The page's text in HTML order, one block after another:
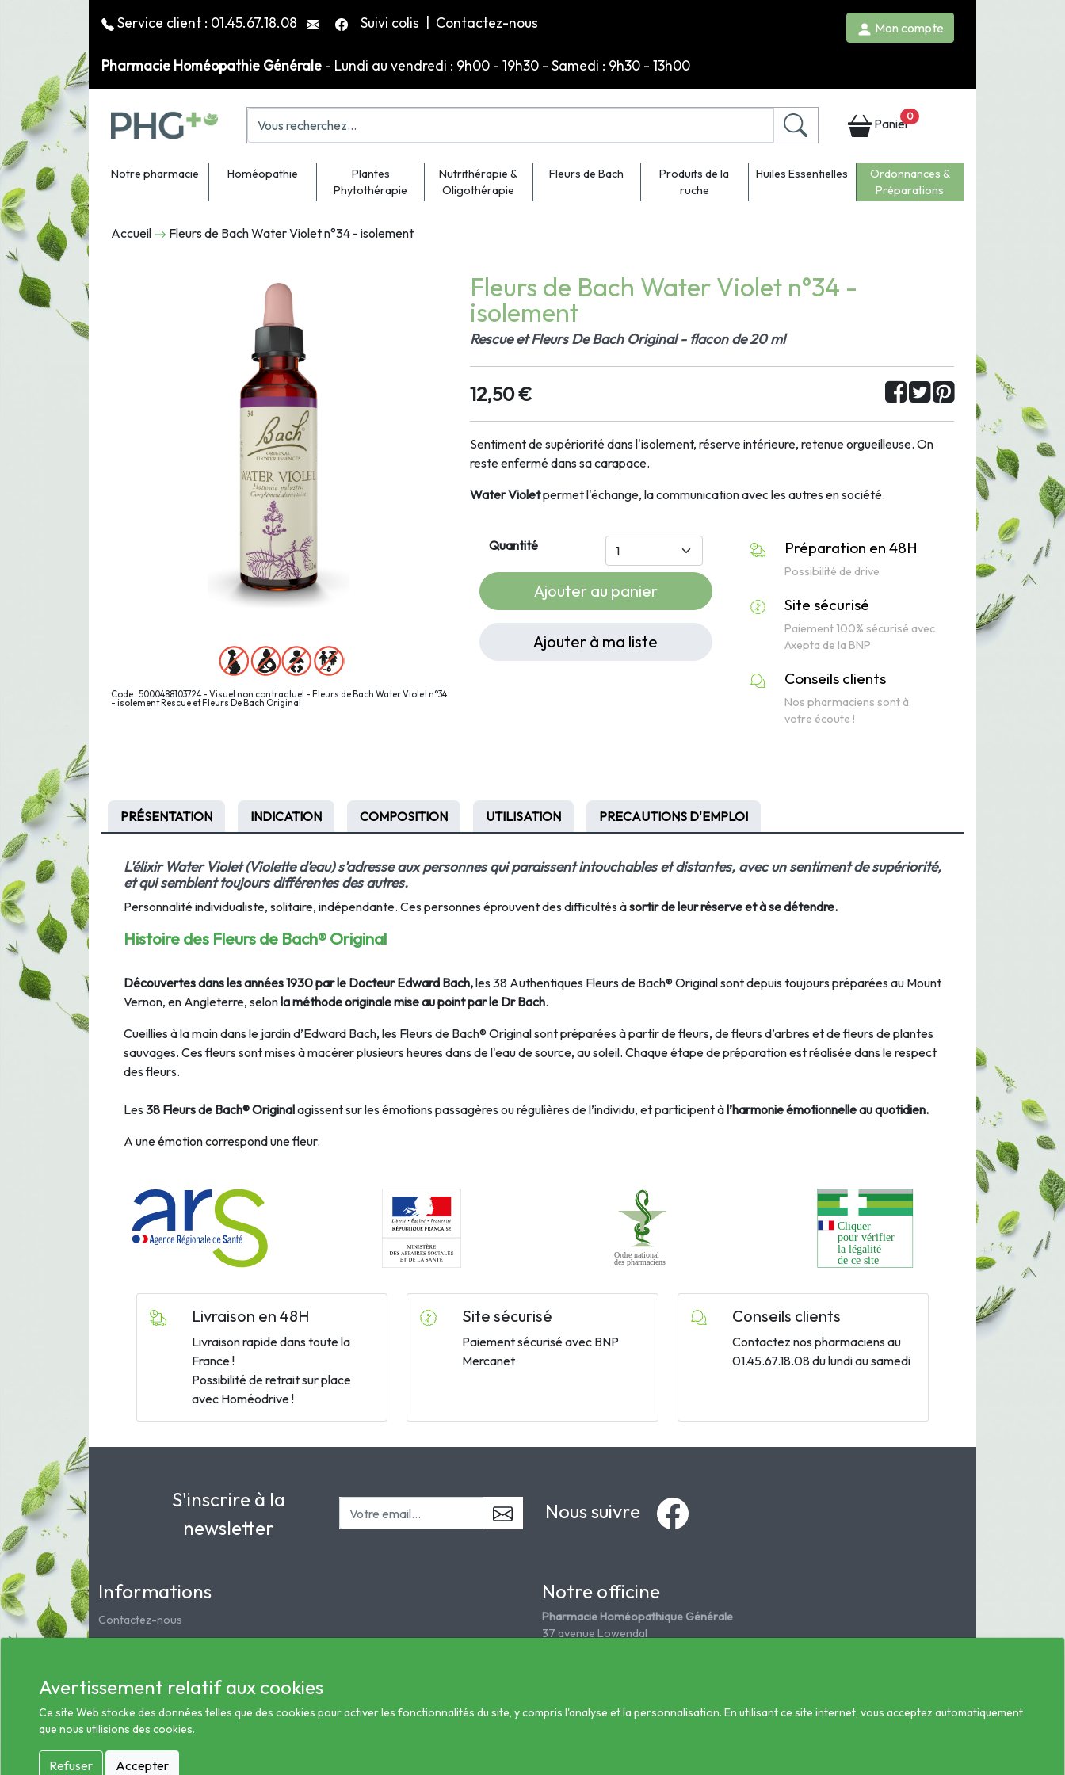
Service client : 01.45.67.18.08 Suivi colis Contactez-nous Mon compte
Pharmacie Homéopathie Générale - Lundi au vendredi : 9h00 - 19h30 - Samedi : 9h30 - 13h00
Panier0
Notre pharmacie Homéopathie
Plantes
Phytothérapie
Nutrithérapie &
Oligothérapie
Fleurs de Bach
Produits de la
ruche
Huiles Essentielles
Ordonnances &
Préparations
Accueil Fleurs de Bach Water Violet n°34 - isolement
Code : 5000488103724 - Visuel non contractuel - Fleurs de Bach Water Violet n°34
- isolement Rescue et Fleurs De Bach Original
Fleurs de Bach Water Violet n°34 -
isolement
Rescue et Fleurs De Bach Original - flacon de 20 ml
12,50 €
Sentiment de supériorité dans l'isolement, réserve intérieure, retenue orgueilleuse. On
reste enfermé dans sa carapace.
Water Violetpermet l'échange, la communication avec les autres en société.
Quantité
Ajouter au panier
Ajouter à ma liste
Préparation en 48H
Possibilité de drive
Site sécurisé
Paiement 100% sécurisé avec
Axepta de la BNP
Conseils clients
Nos pharmaciens sont à
votre écoute !
PRÉSENTATION INDICATION COMPOSITION UTILISATION PRECAUTIONS D'EMPLOI
L'élixirWater Violet(Violette d’eau)s'adresse aux personnes qui paraissent intouchables etdistantes, avec un sentiment desupériorité,
et qui semblent toujours différentes des autres.
Personnalité individualiste, solitaire, indépendante. Ces personnes éprouvent des difficultés àsortir de leur réserve et à se détendre.
Histoire des Fleurs de Bach® Original
Découvertes dans les années 1930 par le Docteur Edward Bach,les 38 Authentiques Fleurs de Bach® Original sont depuis toujours préparées au Mount
Vernon, en Angleterre, selonla méthode originale mise au point par le Dr Bach.
Cueillies à la main dans le jardin d’Edward Bach, les Fleurs de Bach® Original sont préparées à partir de fleurs, de fleurs d’arbres et de fleurs de plantes
sauvages. Ces fleurs sont mises à macérer plusieurs heures dans de l'eau de source, au soleil. Chaque étape de préparation est réalisée dans le respect
des fleurs.
Les 38 Fleurs de Bach® Originalagissent sur les émotions passagères ou régulières de l’individu, et participent àl’harmonie émotionnelle au quotidien.
A une émotion correspond une fleur.
Livraison en 48H
Livraison rapide dans toute la
France !
Possibilité de retrait sur place
avec Homéodrive !
Site sécurisé
Paiement sécurisé avec BNP
Mercanet
Conseils clients
Contactez nos pharmaciens au
01.45.67.18.08 du lundi au samedi
S'inscrire à la
newsletter
Nous suivre
Informations
Contactez-nous
Mentions légales
Service clients
Les préparations magistrales et homéopathiques
Conditions générales des ventes
Informations sur le traitement des données de santé
Notre officine
Pharmacie Homéopathique Générale
37 avenue Lowendal
Avertissement relatif aux cookies
Ce site Web stocke des données telles que des cookies pour activer les fonctionnalités du site, y compris l'analyse et la personnalisation. En utilisant ce site internet, vous acceptez automatiquement
que nous utilisions des cookies.
Refuser Accepter